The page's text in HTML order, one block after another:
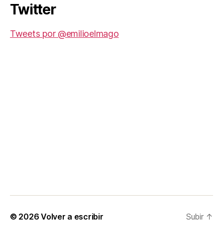
Twitter
Tweets por @emilioelmago
© 2026Volver a escribir Subir ↑